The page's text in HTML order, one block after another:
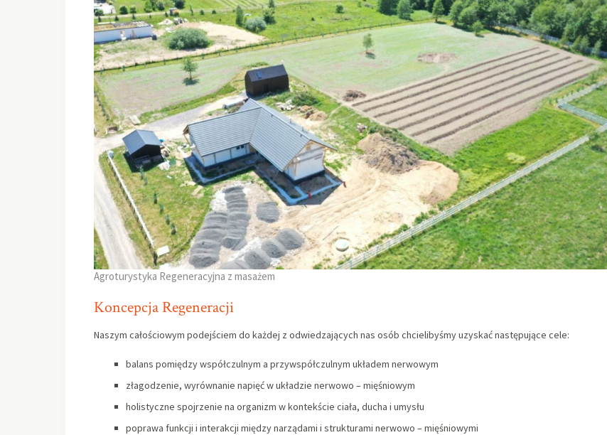
Agroturystyka Regeneracyjna z masażem
Koncepcja Regeneracji
Naszym całościowym podejściem do każdej z odwiedzających nas osób chcielibyśmy uzyskać następujące cele:
balans pomiędzy współczulnym a przywspółczulnym układem nerwowym
złagodzenie, wyrównanie napięć w układzie nerwowo – mięśniowym
holistyczne spojrzenie na organizm w kontekście ciała, ducha i umysłu
poprawa funkcji i interakcji między narządami i strukturami nerwowo – mięśniowymi